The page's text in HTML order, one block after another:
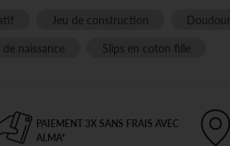
Jeu de construction
de naissance
Slips en coton fille
PAIEMENT 3X SANS FRAIS AVEC
ALMA*